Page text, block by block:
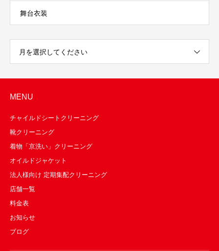
舞台衣装
月を選択してください
MENU
チャイルドシートクリーニング
靴クリーニング
着物「京洗い」クリーニング
オイルドジャケット
法人様向け 定期集配クリーニング
店舗一覧
料金表
お知らせ
ブログ